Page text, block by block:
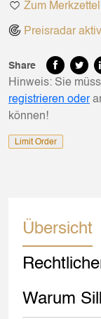
Zum
Preisradar
Share
Hinweis: Sie
registrieren oder
können!
Limit Order
Übersicht